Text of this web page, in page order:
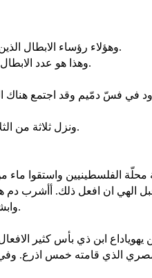
وهؤلاء رؤساء الابطال الذين لداود الذين تشددوا معه في ملكه مع كل اسرائيل لتمليكه حسب كلام الرب من جهة اسرائيل.
وهذا هو عدد الابطال الذين لداود. يشبعام بن حكموني رئيس الثوالث. هو هزّ رمحه على ثلاث مئة قتلهم دفعة واحدة.
ونزل ثلاثة من الثلاثين رئيسا الى الصخر الى داود الى مغارة عدلام وجيش الفلسطينيين نازل في وادي الرفائيين.
محلّة الفلسطينيين واستقوا ماء
وابشاي اخو يوآب كان رئيس ثلاثة. وهو قد هزّ رمحه على ثلاث مئة فقتلهم فكان له اسم بين الثلاثة.